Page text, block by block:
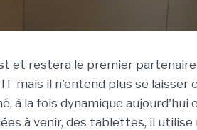
et restera le premier partenaire
mais il n'entend plus se laisser
à la fois dynamique
à venir, des tablettes, il